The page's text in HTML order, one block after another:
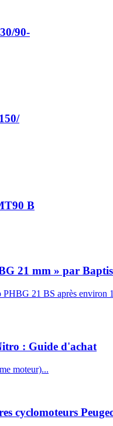
90-
B
21 mm » par
21 BS après
: Guide d'achat
moteur)...
cyclomoteurs